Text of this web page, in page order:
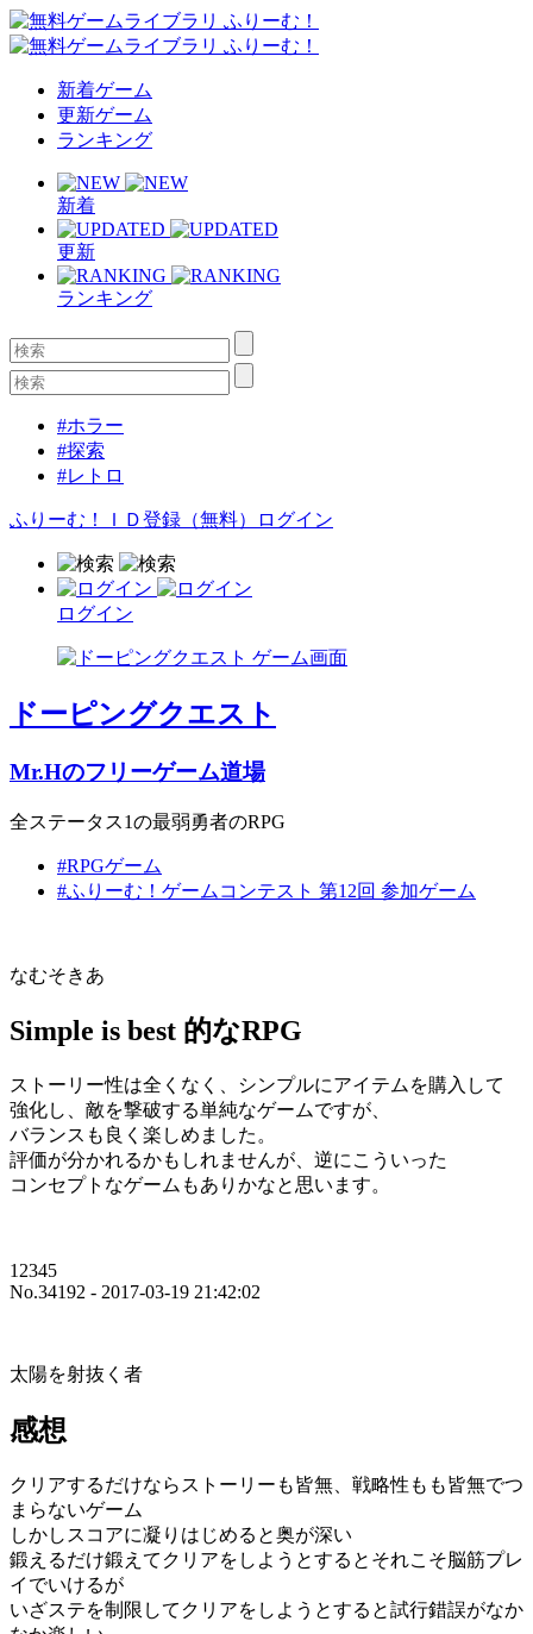
新着ゲーム
更新ゲーム
ランキング
新着
更新
ランキング
#ホラー
#探索
#レトロ
ふりーむ！ＩＤ登録（無料） ログイン
ログイン
ドーピングクエスト
Mr.Hのフリーゲーム道場
全ステータス1の最弱勇者のRPG
#RPGゲーム
#ふりーむ！ゲームコンテスト 第12回 参加ゲーム
なむそきあ
Simple is best 的なRPG
ストーリー性は全くなく、シンプルにアイテムを購入して
強化し、敵を撃破する単純なゲームですが、
バランスも良く楽しめました。
評価が分かれるかもしれませんが、逆にこういった
コンセプトなゲームもありかなと思います。
12345
No.34192 - 2017-03-19 21:42:02
太陽を射抜く者
感想
クリアするだけならストーリーも皆無、戦略性もも皆無でつ
まらないゲーム
しかしスコアに凝りはじめると奥が深い
鍛えるだけ鍛えてクリアをしようとするとそれこそ脳筋プレ
イでいけるが
いざステを制限してクリアをしようとすると試行錯誤がなか